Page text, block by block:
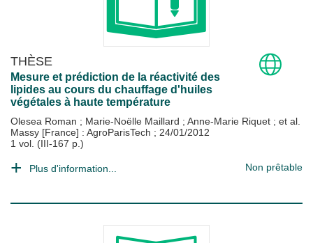
THÈSE
Mesure et prédiction de la réactivité des
lipides au cours du chauffage d'huiles
végétales à haute température
Olesea Roman ; Marie-Noëlle Maillard ; Anne-Marie Riquet ; et al.
Massy [France] : AgroParisTech ; 24/01/2012
1 vol. (III-167 p.)
Plus d'information... Non prêtable